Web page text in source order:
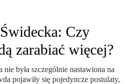
Czy
zarabiać więcej?
była szczególnie nastawiona na
pojawiły się pojedyncze postulaty,